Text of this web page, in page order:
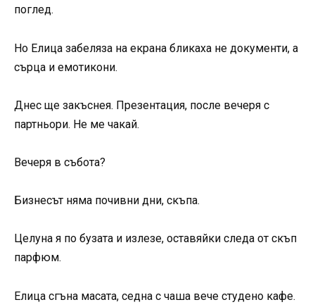
поглед.
Но Елица забеляза на екрана бликаха не документи, а
сърца и емотикони.
Днес ще закъснея. Презентация, после вечеря с
партньори. Не ме чакай.
Вечеря в събота?
Бизнесът няма почивни дни, скъпа.
Целуна я по бузата и излезе, оставяйки следа от скъп
парфюм.
Елица сгъна масата, седна с чаша вече студено кафе.